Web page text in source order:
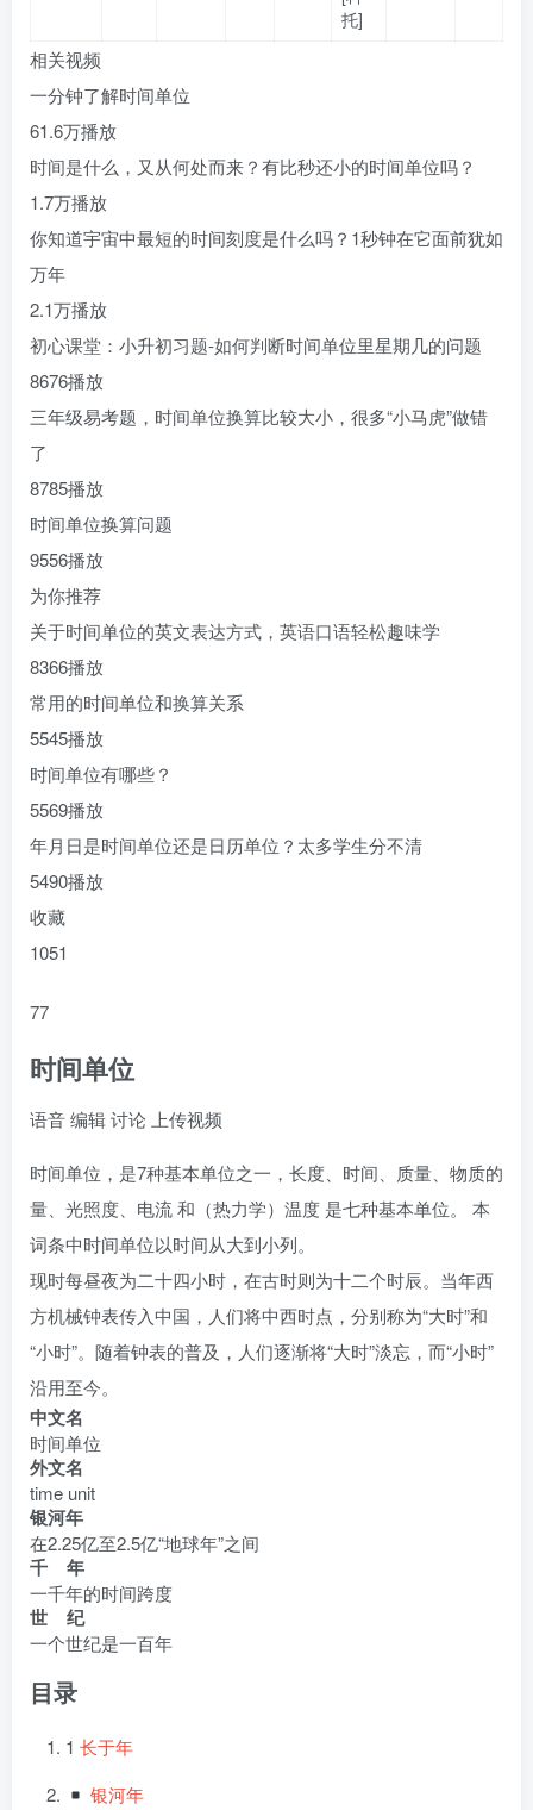
托]
相关视频
一分钟了解时间单位
61.6万播放
时间是什么，又从何处而来？有比秒还小的时间单位吗？
1.7万播放
你知道宇宙中最短的时间刻度是什么吗？1秒钟在它面前犹如
万年
2.1万播放
初心课堂：小升初习题-如何判断时间单位里星期几的问题
8676播放
三年级易考题，时间单位换算比较大小，很多“小马虎”做错
了
8785播放
时间单位换算问题
9556播放
为你推荐
关于时间单位的英文表达方式，英语口语轻松趣味学
8366播放
常用的时间单位和换算关系
5545播放
时间单位有哪些？
5569播放
年月日是时间单位还是日历单位？太多学生分不清
5490播放
收藏
1051
77
时间单位
语音编辑讨论 上传视频
时间单位，是7种基本单位之一，长度、时间、质量、物质的
量、光照度、电流 和（热力学）温度 是七种基本单位。 本
词条中时间单位以时间从大到小列。
现时每昼夜为二十四小时，在古时则为十二个时辰。当年西
方机械钟表传入中国，人们将中西时点，分别称为“大时”和
“小时”。随着钟表的普及，人们逐渐将“大时”淡忘，而“小时”
沿用至今。
中文名
时间单位
外文名
time unit
银河年
在2.25亿至2.5亿“地球年”之间
千 年
一千年的时间跨度
世 纪
一个世纪是一百年
目录
1 长于年
银河年